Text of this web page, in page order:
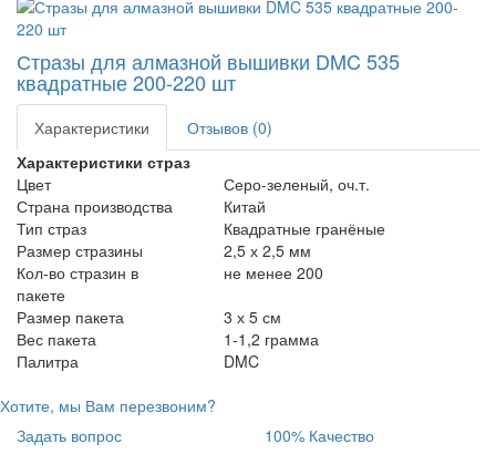
Стразы для алмазной вышивки DMC 535
квадратные 200-220 шт
Характеристики
Отзывов (0)
Характеристики страз
Цвет
Серо-зеленый, оч.т.
Страна производства
Китай
Тип страз
Квадратные гранёные
Размер стразины
2,5 х 2,5 мм
Кол-во стразин в
пакете
не менее 200
Размер пакета
3 х 5 см
Вес пакета
1-1,2 грамма
Палитра
DMC
Хотите, мы Вам перезвоним?
Задать вопрос
100% Качество